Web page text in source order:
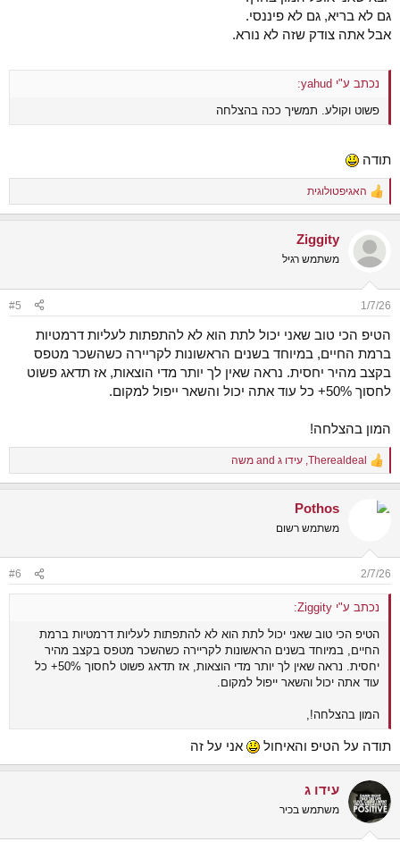
גם לא בריא, גם לא פיננסי.
אבל אתה צודק שזה לא נורא.
נכתב ע"י yahud:
פשוט וקולע. תמשיך ככה בהצלחה
תודה
R
e
c
s
האגיפטולוגית
Ziggity
משתמש רגיל
1/7/26
#5
הטיפ הכי טוב שאני יכול לתת הוא לא להתפתות לעליות דרמטיות
ברמת החיים, במיוחד בשנים הראשונות לקריירה כשהשכר מטפס
בקצב מהיר יחסית. נראה שאין לך יותר מדי הוצאות, אז תדאג פשוט
לחסוך 50%+ כל עוד אתה יכול והשאר ייפול למקום.
המון בהצלחה!
R
e
c
s
:
Therealdeal עידו ג משה
Pothos
משתמש רשום
2/7/26
#6
נכתב ע"י Ziggity:
הטיפ הכי טוב שאני יכול לתת הוא לא להתפתות לעליות דרמטיות ברמת
החיים, במיוחד בשנים הראשונות לקריירה כשהשכר מטפס בקצב מהיר
יחסית. נראה שאין לך יותר מדי הוצאות, אז תדאג פשוט לחסוך 50%+ כל
עוד אתה יכול והשאר ייפול למקום.
המון בהצלחה!,
תודה על הטיפ והאיחול אני על זה
עידו ג
משתמש בכיר